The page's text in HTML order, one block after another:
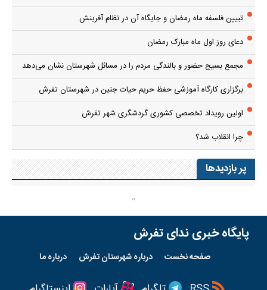
تبیین فلسفه ماه رمضان و جایگاه آن در نظام آفرینش
دعای روز اول ماه مبارک رمضان
مجمع بسیج حضور و بالندگی مردم را در مسائل شهرستان نشان می‌دهد
برگزاری کارگاه آموزشی حفظ حریم حیات جنین در شهرستان تفرش
اولین رویداد تخصصی کشوری گردشگری شهر تفرش
چرا انقلاب شد؟
پر بازدیدها
پایگاه خبری ندای تفرش
صفحه نخست درباره شهرستان تفرش درباره ما